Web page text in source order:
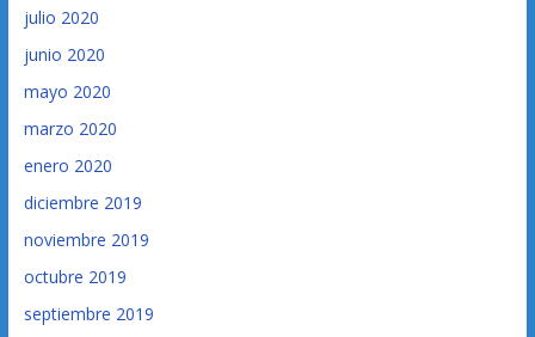
julio 2020
junio 2020
mayo 2020
marzo 2020
enero 2020
diciembre 2019
noviembre 2019
octubre 2019
septiembre 2019